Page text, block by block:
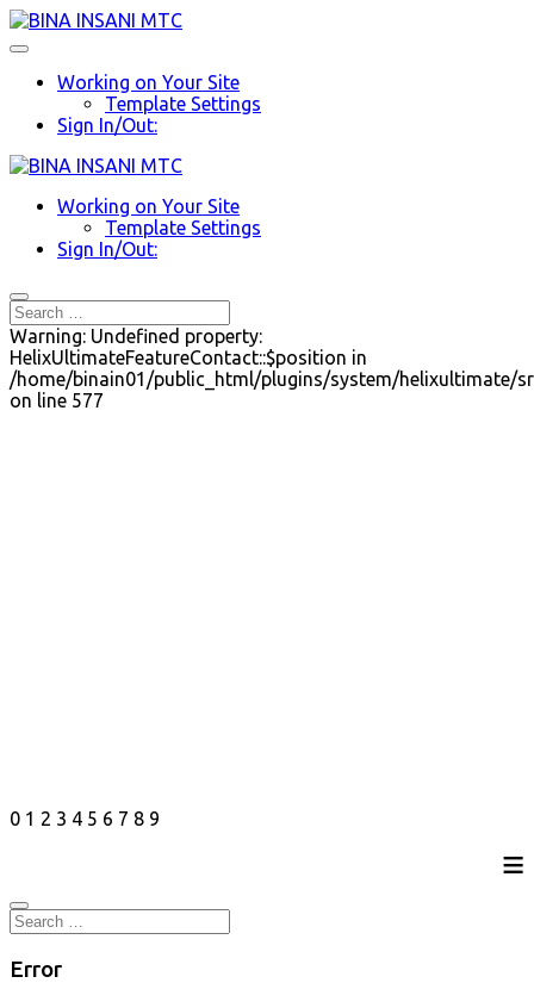
Working on Your Site
Template Settings
Sign In/Out:
Working on Your Site
Template Settings
Sign In/Out:
Warning: Undefined property:
HelixUltimateFeatureContact::$position in
/home/binain01/public_html/plugins/system/helixultimate/
on line 577
0 1 2 3 4 5 6 7 8 9
≡
Error